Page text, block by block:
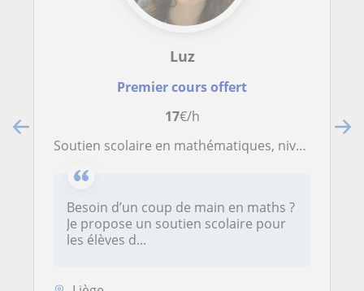
Luz
Premier cours offert
17€/h
Soutien scolaire en mathématiques, niveau primaire ou secondaire, par une étudiante en première année de médecine vétérinaire
Besoin d’un coup de main en maths ?
Je propose un soutien scolaire pour
les élèves d...